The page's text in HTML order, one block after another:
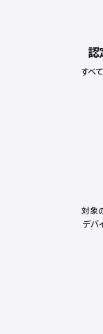
認
すべ
対象
デバ